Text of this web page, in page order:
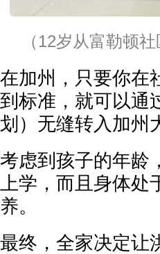
（12岁从富勒顿
在加州，只要你在
到标准，就可以通
划）无缝转入加州
考虑到孩子的年龄
上学，而且身体
养。
最终，全家决定让